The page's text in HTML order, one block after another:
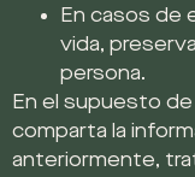
En casos de
vida,
persona.
En el supuesto
comparta la
anteriormente,